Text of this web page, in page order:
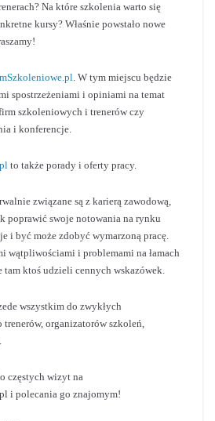
Na które szkolenia warto się
kursy? Właśnie powstało nowe
. W tym miejscu będzie
spostrzeżeniami i opiniami na temat
szkoleniowych i trenerów czy
i konferencje.
to także porady i oferty pracy.
związane są z karierą zawodową,
poprawić swoje notowania na rynku
i być może zdobyć wymarzoną pracę.
wątpliwościami i problemami na łamach
tam ktoś udzieli cennych wskazówek.
wszystkim do zwykłych
organizatorów szkoleń,
częstych wizyt na
i polecania go znajomym!